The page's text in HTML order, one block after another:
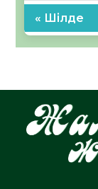
« Шілде